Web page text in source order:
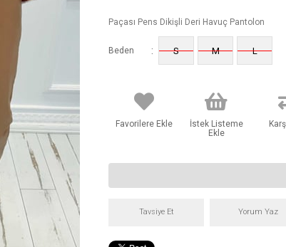
Paçası Pens Dikişli Deri Havuç Pantolon
Beden : S M L
Favorilere Ekle
İstek Listeme
Ekle
Tavsiye Et Yorum Yaz